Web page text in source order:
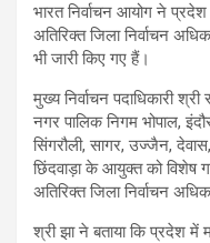
भारत निर्वाचन आयोग ने
अतिरिक्त जिला निर्वाचन
भी जारी किए गए हैं।
मुख्य निर्वाचन पदाधिकारी
नगर पालिक निगम भोपाल,
सिंगरौली, सागर, उज्जैन,
छिंदवाड़ा के आयुक्त को विशेष
अतिरिक्त जिला निर्वाचन
श्री झा ने बताया कि प्रदेश में